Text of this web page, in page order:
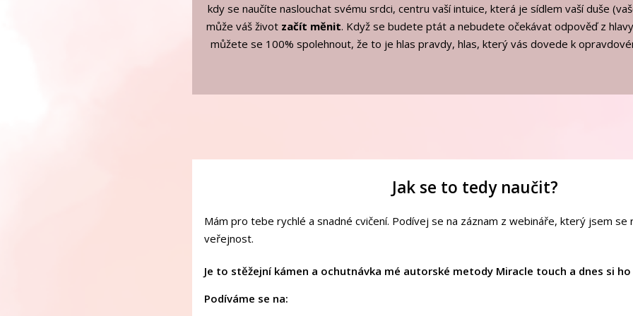
kdy se naučíte naslouchat svému srdci, centru vaší intuice, která je sídlem vaší duše
může váš život začít měnit. Když se budete ptát a nebudete očekávat odpověď z
můžete se 100% spolehnout, že to je hlas pravdy, hlas, který vás dovede k
Jak se to tedy naučit?
Mám pro tebe rychlé a snadné cvičení. Podívej se na záznam z webináře, který jsem
veřejnost.
Je to stěžejní kámen a ochutnávka mé autorské metody Miracle touch a dnes si
Podíváme se na: